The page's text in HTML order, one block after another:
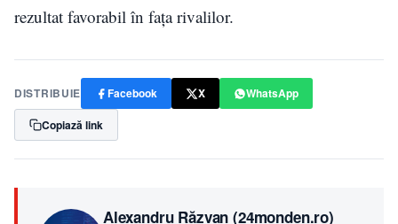
rezultat favorabil în fața rivalilor.
DISTRIBUIE Facebook X
WhatsApp
Copiază link
Alexandru Răzvan (24monden.ro)